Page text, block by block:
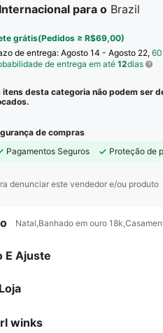
para o Brazil
grátis(Pedidos ≥ R$69,00)
de entrega: Agosto 14 - Agosto 22,
de entrega em até 12dias
itens desta categoria não podem ser
de compras
Pagamentos Seguros
Proteção de
denunciar este vendedor e/ou produto
Natal,Banhado em ouro
E Ajuste
winks